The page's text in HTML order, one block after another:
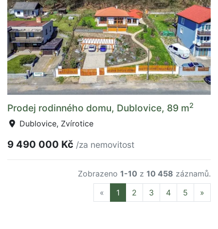
Prodej rodinného domu, Dublovice, 89 m2
Dublovice, Zvírotice
9 490 000 Kč /za nemovitost
Zobrazeno 1-10 z 10 458 záznamů.
« Previous
1 2 3 4 5 »